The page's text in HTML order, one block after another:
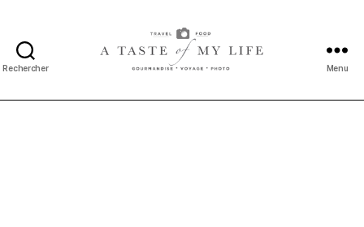
Rechercher
taste
Menu